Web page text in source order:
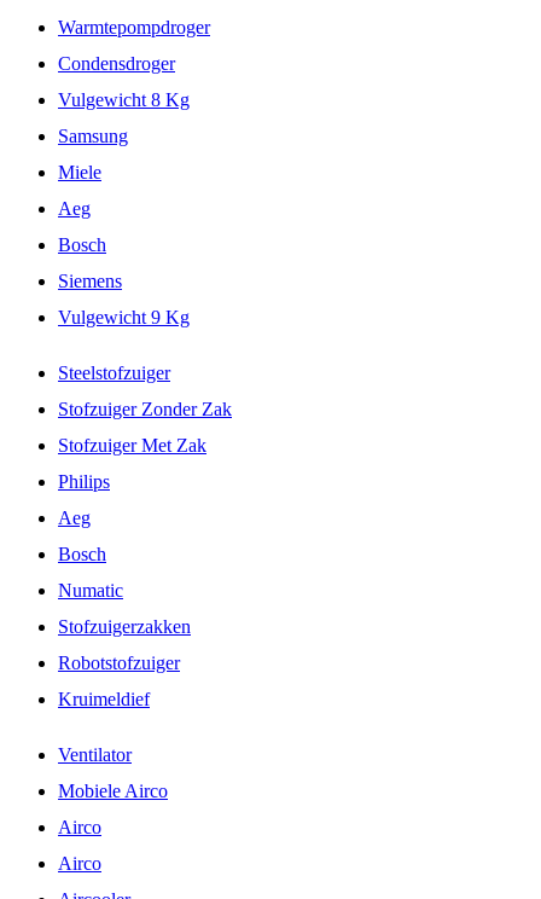
Warmtepompdroger
Condensdroger
Vulgewicht 8 Kg
Samsung
Miele
Aeg
Bosch
Siemens
Vulgewicht 9 Kg
Steelstofzuiger
Stofzuiger Zonder Zak
Stofzuiger Met Zak
Philips
Aeg
Bosch
Numatic
Stofzuigerzakken
Robotstofzuiger
Kruimeldief
Ventilator
Mobiele Airco
Airco
Airco